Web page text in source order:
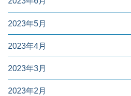
2023年5月
2023年4月
2023年3月
2023年2月